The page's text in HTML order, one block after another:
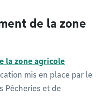
de la zone
la zone agricole
mis en place par le
Pêcheries et de